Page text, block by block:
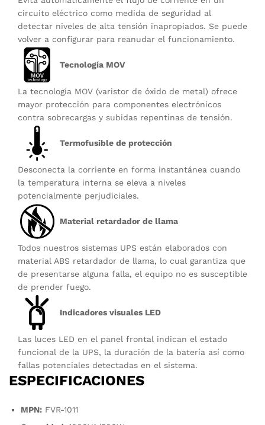
circuito eléctrico como medida de seguridad al
detectar niveles de alta tensión inapropiados. Se puede
volver a configurar para reanudar el funcionamiento.
Tecnología MOV
La tecnología MOV (varistor de óxido de metal) ofrece
mayor protección para componentes electrónicos
contra sobrecargas y subidas repentinas de tensión.
Termofusible de protección
Desconecta la corriente en forma instantánea cuando
la temperatura interna se eleva a niveles
potencialmente perjudiciales.
Material retardador de llama
Todos nuestros sistemas UPS están elaborados con
material ABS retardador de llama, lo cual garantiza que
de presentarse alguna falla, el equipo no es susceptible
de prender fuego.
Indicadores visuales LED
Las luces LED en el panel frontal indican el estado
funcional de la UPS, la duración de la batería así como
fallas potenciales detectadas en el sistema.
ESPECIFICACIONES
MPN: FVR-1011